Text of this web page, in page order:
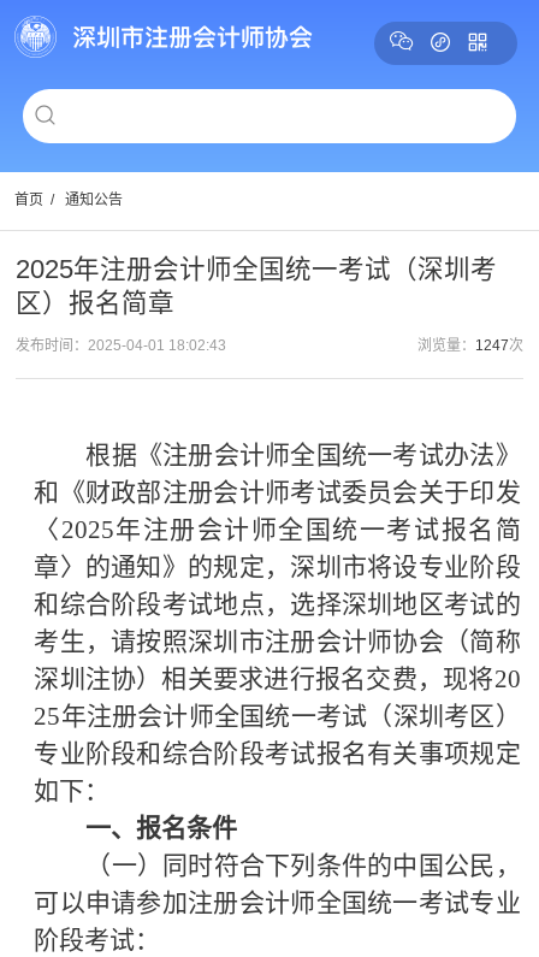
首页 / 通知公告
2025年注册会计师全国统一考试（深圳考
区）报名简章
发布时间：2025-04-01 18:02:43 浏览量： 1247次
根据《注册会计师全国统一考试办法》
和 《财政部注册会计师考试委员会关于印发
〈 2025年注册会计师全国统一考试报名简
章〉的通知》的规定，深圳市将设专业阶段
和综合阶段考试地点，选择深圳地区考试的
考生，请按照深圳市注册会计师协会（简称
深圳注协）相关要求进行报名交费，现将20
25年注册会计师全国统一考试（深圳考区）
专业阶段和综合阶段考试报名有关事项规定
如下：
一、报名条件
（一）同时符合下列条件的中国公民，
可以申请参加注册会计师全国统一考试专业
阶段考试：